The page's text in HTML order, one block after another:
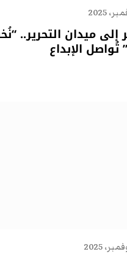
إلى ميدان التحرير..
الإبداع